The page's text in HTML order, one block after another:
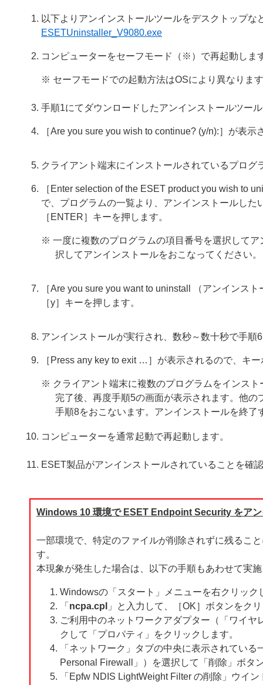
以下よりアンインストールツールをデスクトップな
ESETUninstaller_V9080.exe
コンピューターをセーフモード（※）で再起動しま
※ セーフモードでの起動方法はOSにより異なりま
手順1にてダウンロードしたアンインストールツー
［Are you sure you wish to continue? (y/n):］が表
クライアント端末にインストールされているプログ
［Enter selection of the ESET product you wish to
で、プログラムの一覧より、アンインストールし
［ENTER］キーを押します。
※ 一度に複数のプログラムの項目番号を選択して
択してアンインストールをおこなってください。
［Are you sure you want to uninstall （アンインス
［y］キーを押します。
アンインストールが実行され、数秒～数十秒で手
［Press any key to exit …］が表示されるので、キ
※ クライアント端末に複数のプログラムをインス
完了後、再度手順5の画面が表示されます。他
手順8をおこないます。アンインストールを終
コンピューターを通常起動で再起動します。
ESET製品がアンインストールされていることを確
Windows 10 環境で ESET Endpoint Security をアン
一部環境で、特定のファイルが削除されずに残るこ
す。
本現象が発生した場合は、以下の手順もあわせて実
Windowsの「スタート」メニューを右クリッ
「 ncpa.cpl
」と入力して、［OK］ボタンをク
ご利用中のネットワークアダプター（「ワイ
クして「プロパティ」をクリックします。
「ネットワーク」タブの中央に表示されてい
Personal Firewall」）を選択して「削除」ボタ
「Epfw NDIS LightWeight Filter の削除」ウイ